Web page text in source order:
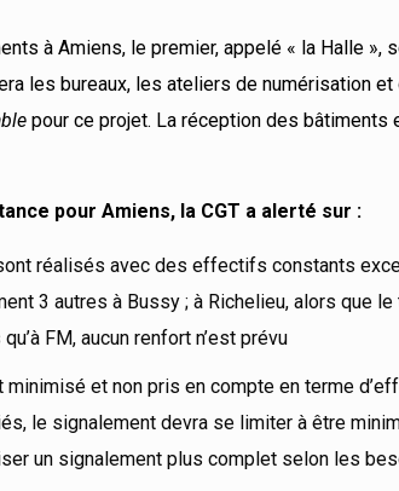
à Amiens, le premier, appelé « la Halle »,
les bureaux, les ateliers de numérisation et
pour ce projet. La réception des bâtiments
pour Amiens, la CGT a alerté sur :
réalisés avec des effectifs constants
3 autres à Bussy ; à Richelieu, alors que
FM, aucun renfort n’est prévu
minimisé et non pris en compte en terme
le signalement devra se limiter à être
un signalement plus complet selon les